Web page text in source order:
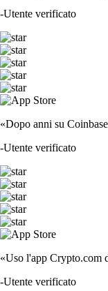
-Utente verificato
«Dopo anni su
-Utente verificato
«Uso l'app Crypto.com
-Utente verificato